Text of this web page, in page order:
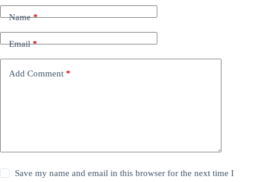
Name*
Email*
Add Comment *
Save my name and email in this browser for the next time I